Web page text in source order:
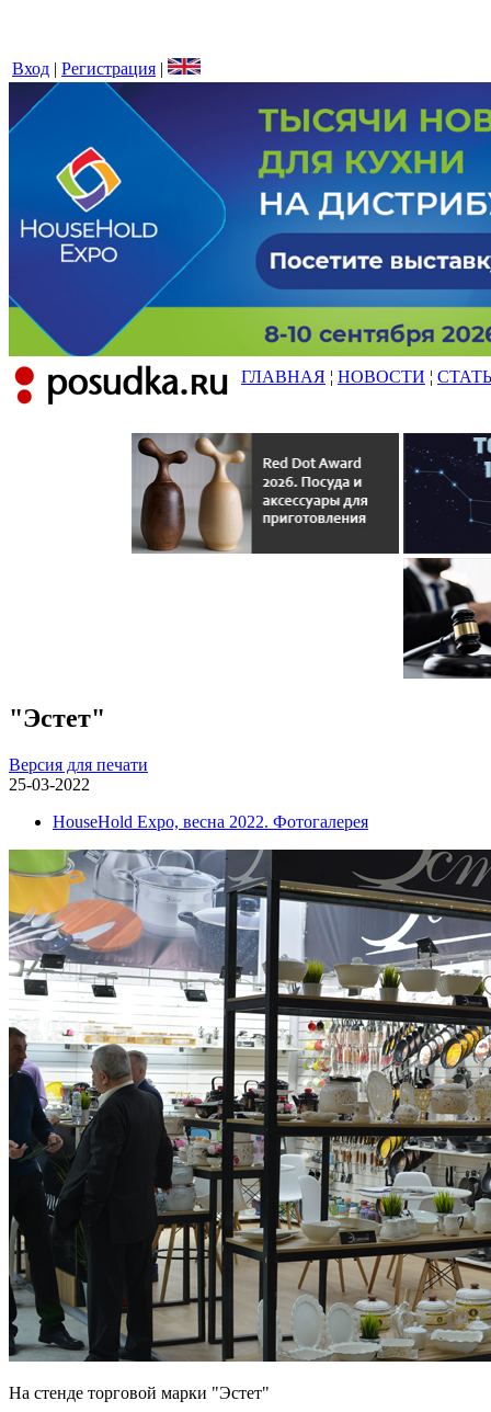
Вход | Регистрация |
ГЛАВНАЯ ¦ НОВОСТИ ¦
"Эстет"
Версия для печати
25-03-2022
HouseHold Expo, весна 2022. Фотогалерея
На стенде торговой марки "Эстет"